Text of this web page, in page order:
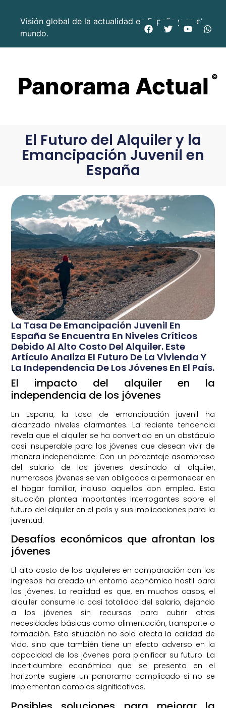
Visión global de la actualidad en España y en el
mundo.
Panorama Actual ©
El Futuro del Alquiler y la
Emancipación Juvenil en
España
La Tasa De Emancipación Juvenil En
España Se Encuentra En Niveles Críticos
Debido Al Alto Costo Del Alquiler. Este
Artículo Analiza El Futuro De La Vivienda Y
La Independencia De Los Jóvenes En El País.
El impacto del alquiler en la
independencia de los jóvenes
En España, la tasa de emancipación juvenil ha
alcanzado niveles alarmantes. La reciente tendencia
revela que el alquiler se ha convertido en un obstáculo
casi insuperable para los jóvenes que desean vivir de
manera independiente. Con un porcentaje asombroso
del salario de los jóvenes destinado al alquiler,
numerosos jóvenes se ven obligados a permanecer en
el hogar familiar, incluso aquellos con empleo. Esta
situación plantea importantes interrogantes sobre el
futuro del alquiler en el país y sus implicaciones para la
juventud.
Desafíos económicos que afrontan los
jóvenes
El alto costo de los alquileres en comparación con los
ingresos ha creado un entorno económico hostil para
los jóvenes. La realidad es que, en muchos casos, el
alquiler consume la casi totalidad del salario, dejando
a los jóvenes sin recursos para cubrir otras
necesidades básicas como alimentación, transporte o
formación. Esta situación no solo afecta la calidad de
vida, sino que también tiene un efecto adverso en la
capacidad de los jóvenes para planificar su futuro. La
incertidumbre económica que se presenta en el
horizonte sugiere un panorama complicado si no se
implementan cambios significativos.